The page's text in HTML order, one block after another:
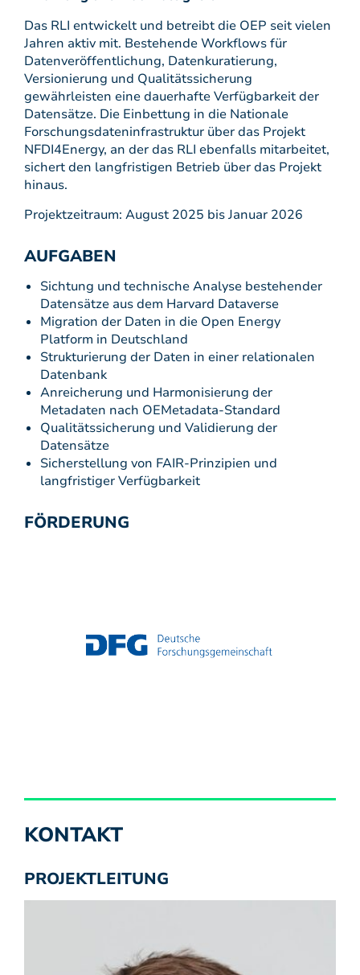
Das RLI entwickelt und betreibt die OEP seit vielen
Jahren aktiv mit. Bestehende Workflows für
Datenveröffentlichung, Datenkuratierung,
Versionierung und Qualitätssicherung
gewährleisten eine dauerhafte Verfügbarkeit der
Datensätze. Die Einbettung in die Nationale
Forschungsdateninfrastruktur über das Projekt
NFDI4Energy, an der das RLI ebenfalls mitarbeitet,
sichert den langfristigen Betrieb über das Projekt
hinaus.
Projektzeitraum: August 2025 bis Januar 2026
AUFGABEN
Sichtung und technische Analyse bestehender
Datensätze aus dem Harvard Dataverse
Migration der Daten in die Open Energy
Platform in Deutschland
Strukturierung der Daten in einer relationalen
Datenbank
Anreicherung und Harmonisierung der
Metadaten nach OEMetadata-Standard
Qualitätssicherung und Validierung der
Datensätze
Sicherstellung von FAIR-Prinzipien und
langfristiger Verfügbarkeit
FÖRDERUNG
KONTAKT
PROJEKTLEITUNG